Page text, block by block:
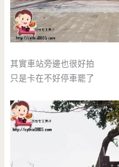
其實車站旁邊也很好拍
只是卡在不好停車罷了